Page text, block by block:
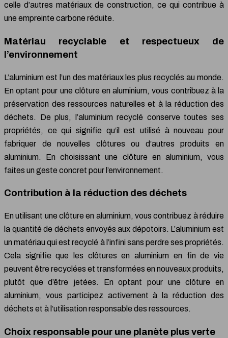
celle d’autres matériaux de construction, ce qui contribue à
une empreinte carbone réduite.
Matériau recyclable et respectueux de
l’environnement
L’aluminium est l’un des matériaux les plus recyclés au monde.
En optant pour une clôture en aluminium, vous contribuez à la
préservation des ressources naturelles et à la réduction des
déchets. De plus, l’aluminium recyclé conserve toutes ses
propriétés, ce qui signifie qu’il est utilisé à nouveau pour
fabriquer de nouvelles clôtures ou d’autres produits en
aluminium. En choisissant une clôture en aluminium, vous
faites un geste concret pour l’environnement.
Contribution à la réduction des déchets
En utilisant une clôture en aluminium, vous contribuez à réduire
la quantité de déchets envoyés aux dépotoirs. L’aluminium est
un matériau qui est recyclé à l’infini sans perdre ses propriétés.
Cela signifie que les clôtures en aluminium en fin de vie
peuvent être recyclées et transformées en nouveaux produits,
plutôt que d’être jetées. En optant pour une clôture en
aluminium, vous participez activement à la réduction des
déchets et à l’utilisation responsable des ressources.
Choix responsable pour une planète plus verte